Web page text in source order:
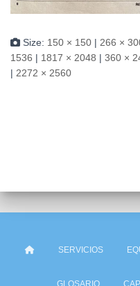
Size: 150 × 150 | 266 ×
1536 | 1817 × 2048 | 360 ×
| 2272 × 2560
SERVICIOS